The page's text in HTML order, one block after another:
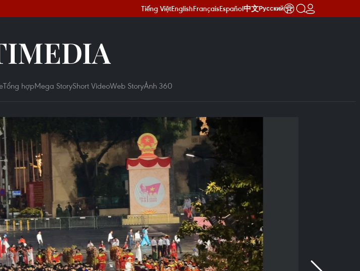
Tiếng ViệtEnglishFrançaisEspañol中文Русский
Tổng hợpMega StoryShort VideoWeb StoryẢnh 360